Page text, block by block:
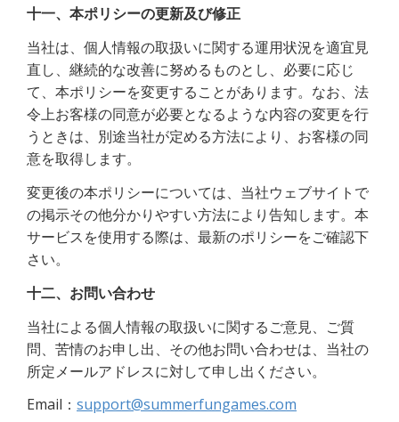
十一、本ポリシーの更新及び修正
当社は、個人情報の取扱いに関する運用状況を適宜見
直し、継続的な改善に努めるものとし、必要に応じ
て、本ポリシーを変更することがあります。なお、法
令上お客様の同意が必要となるような内容の変更を行
うときは、別途当社が定める方法により、お客様の同
意を取得します。
変更後の本ポリシーについては、当社ウェブサイトで
の掲示その他分かりやすい方法により告知します。本
サービスを使用する際は、最新のポリシーをご確認下
さい。
十二、お問い合わせ
当社による個人情報の取扱いに関するご意見、ご質
問、苦情のお申し出、その他お問い合わせは、当社の
所定メールアドレスに対して申し出ください。
Email： support@summerfungames.com